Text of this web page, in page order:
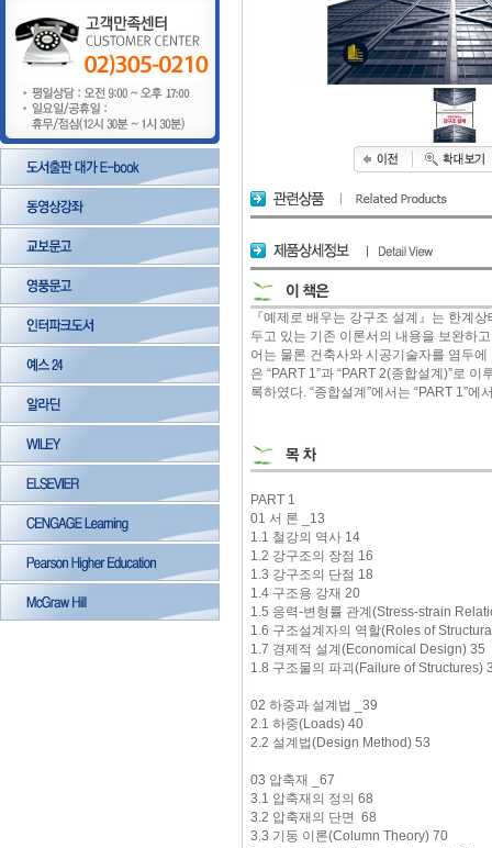
『예제로 배우는 강구조 설계』는 한계
두고 있는 기존 이론서의 내용을 보완하
어는 물론 건축사와 시공기술자를 염두
은 “PART 1”과 “PART 2(종합설계)”로
록하였다. “종합설계”에서는 “PART 1”
PART 1
01 서 론 _13
1.1 철강의 역사 14
1.2 강구조의 장점 16
1.3 강구조의 단점 18
1.4 구조용 강재 20
1.5 응력-변형률 관계(Stress-strain
1.6 구조설계자의 역할(Roles of
1.7 경제적 설계(Economical Design) 35
1.8 구조물의 파괴(Failure of Structures)
02 하중과 설계법 _39
2.1 하중(Loads) 40
2.2 설계법(Design Method) 53
03 압축재 _67
3.1 압축재의 정의 68
3.2 압축재의 단면 68
3.3 기둥 이론(Column Theory) 70